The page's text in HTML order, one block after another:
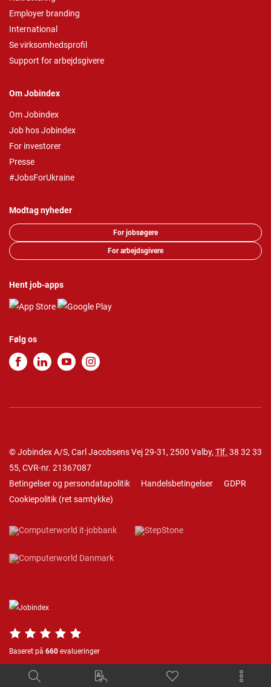
Employer branding
International
Se virksomhedsprofil
Support for arbejdsgivere
Om Jobindex
Om Jobindex
Job hos Jobindex
For investorer
Presse
#JobsForUkraine
Modtag nyheder
For jobsøgere
For arbejdsgivere
Hent job-apps
Følg os
© Jobindex A/S, Carl Jacobsens Vej 29-31, 2500 Valby, Tlf. 38 32 33
55, CVR-nr. 21367087
Betingelser og persondatapolitik
Handelsbetingelser
GDPR
Cookiepolitik (ret samtykke)
Baseret på 660 evalueringer